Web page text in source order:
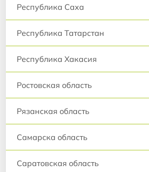
Республика Саха
Республика Татарстан
Республика Хакасия
Ростовская область
Рязанская область
Самарска область
Саратовская область